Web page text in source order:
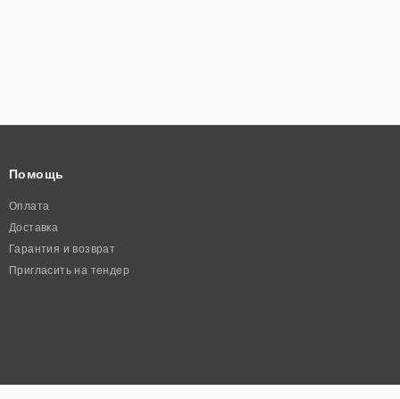
Помощь
Оплата
Доставка
Гарантия и возврат
Пригласить на тендер